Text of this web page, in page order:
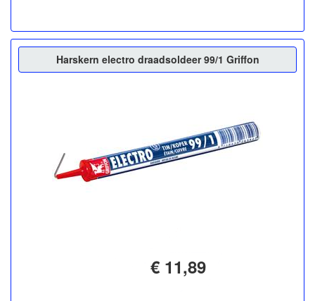
Harskern electro draadsoldeer 99/1 Griffon
€ 11,89